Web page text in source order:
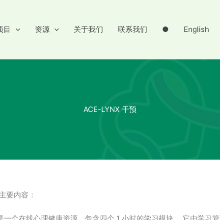
目 资源 关于我们 联系我们 ● English
ACE-LYNX 干预
要内容：